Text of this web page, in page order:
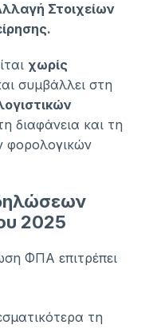
Στοιχείων
χωρίς
συμβάλλει στη
διαφάνεια και τη
φορολογικών
2025
ΦΠΑ επιτρέπει
τη